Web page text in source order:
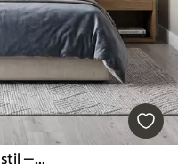
Kejserlig have med dyr i orientalsk stil — abe, leopard, tiger, påfugl og hejre